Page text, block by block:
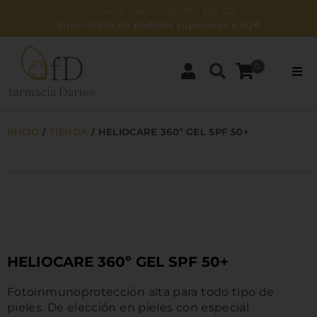
Farmacia Daries | Tel. 961 601 223
Envío gratis en pedidos superiores a 60€
HIGIENE
NOSOTROS
INICIO /TIENDA / HELIOCARE 360º GEL SPF 50+
HELIOCARE 360º GEL SPF 50+
Fotoinmunoprotección alta para todo tipo de
pieles. De elección en pieles con especial